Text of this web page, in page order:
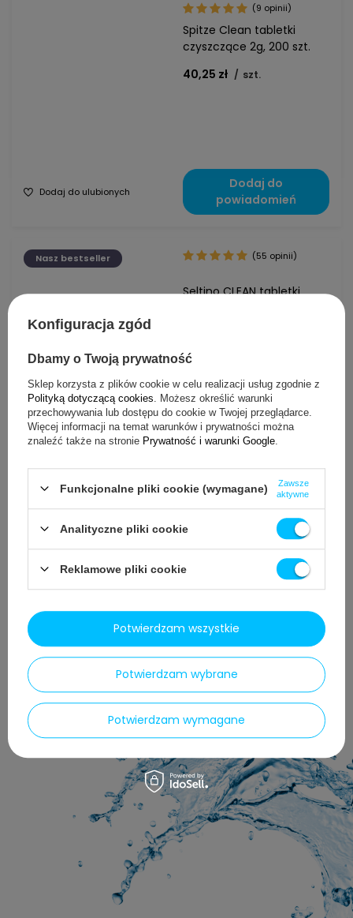
Spitze Clean tabletki
czyszczące 2g, 200 szt.
40,25 zł / szt.
(9 opinii)
Dodaj do ulubionych
Dodaj do
powiadomień
Nasz bestseller
Seltino CLEAN tabletki
(55 opinii)
Dodaj do ulubionych Do koszyka
Sprawdź również:
Odkamieniacz do ekspresu Jura
Tabletki do odkamieniania ekspresu Jura
Pozostałe akcesoria do ekspresów Jura
Zestaw do czyszczenie ekspresu Jura
Konfiguracja zgód
Dbamy o Twoją prywatność
Sklep korzysta z plików cookie w celu realizacji usług zgodnie z
Polityką dotyczącą cookies . Możesz określić warunki
przechowywania lub dostępu do cookie w Twojej przeglądarce.
Więcej informacji na temat warunków i prywatności można
znaleźć także na stronie Prywatność i warunki Google
Funkcjonalne pliki cookie (wymagane)
Zawsze
aktywne
Analityczne pliki cookie
Reklamowe pliki cookie
Potwierdzam wybrane
Potwierdzam wymagane
Potwierdzam wszystkie